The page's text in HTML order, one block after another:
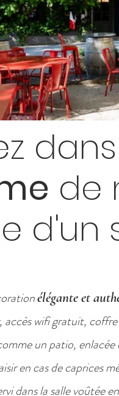
de
d'un
élégante et
wifi gratuit,
un patio,
en cas de caprices
dans la salle voûtée